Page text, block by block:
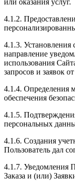
или оказания услуг.
4.1.2.
4.1.3. Установления
направление
использования
запросов и заявок
4.1.4. Определения
обеспечения
4.1.5.
персональных
4.1.6. Создания
Пользователь дал
4.1.7. Уведомления
Заказа и (или)